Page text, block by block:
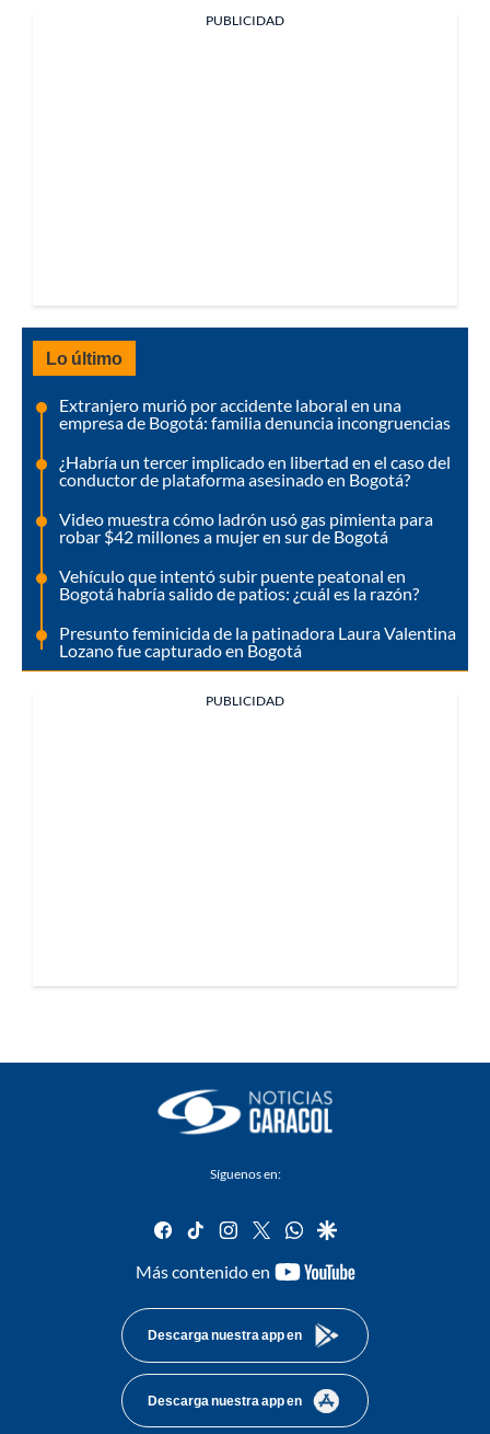
PUBLICIDAD
Lo último
Extranjero murió por accidente laboral en una
empresa de Bogotá: familia denuncia incongruencias
¿Habría un tercer implicado en libertad en el caso del
conductor de plataforma asesinado en Bogotá?
Video muestra cómo ladrón usó gas pimienta para
robar $42 millones a mujer en sur de Bogotá
Vehículo que intentó subir puente peatonal en
Bogotá habría salido de patios: ¿cuál es la razón?
Presunto feminicida de la patinadora Laura Valentina
Lozano fue capturado en Bogotá
PUBLICIDAD
Síguenos en:
facebook
tiktok instagram
twitterwhatsapp
google
Más contenido en
youtube-
Descarga nuestra app en
Descarga nuestra app en